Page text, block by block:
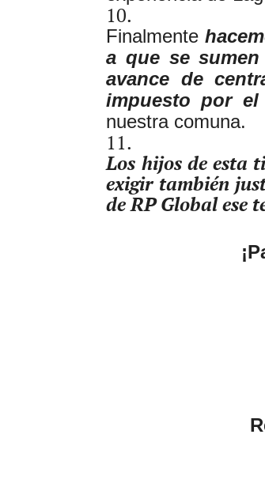
Finalmente
a que se
avance de
impuesto por el
nuestra comuna.
Los hijos de esta
exigir también
de RP Global ese